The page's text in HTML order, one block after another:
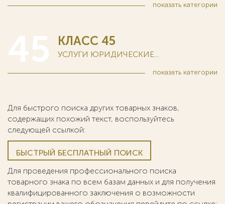
показать категории
КЛАСС 45
УСЛУГИ ЮРИДИЧЕСКИЕ...
показать категории
Для быстрого поиска других товарных знаков,
содержащих похожий текст, воспользуйтесь
следующей ссылкой:
БЫСТРЫЙ БЕСПЛАТНЫЙ ПОИСК
Для проведения профессионального поиска
товарного знака по всем базам данных и для получения
квалифицированного заключения о возможности